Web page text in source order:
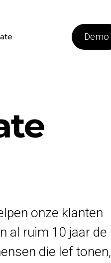
Demo
onze klanten
al ruim 10 jaar de
die lef tonen,